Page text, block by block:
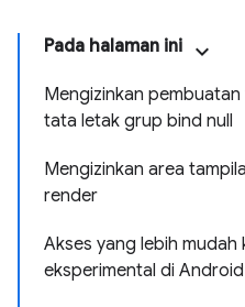
Pada halaman ini
Mengizinkan
tata letak grup bind null
Mengizinkan area
render
Akses yang lebih
eksperimental di Android